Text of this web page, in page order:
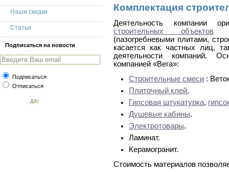
Наши скидки
Статьи
Подписаться на новости
Подписаться
Отписаться
Комплектация
Деятельность компании
строительных объектов
(пазогребневыми плитами,
касается как частных лиц,
деятельности компаний.
компанией «Вега»:
Строительные смеси :
Плиточный клей.
Гипсовая штукатурка,
Душевые кабины.
Электротовары.
Ламинат.
Керамогранит.
Стоимость материалов